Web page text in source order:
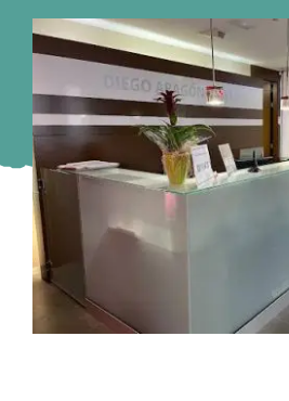
Vigo
Córdoba
Todas las CCAA